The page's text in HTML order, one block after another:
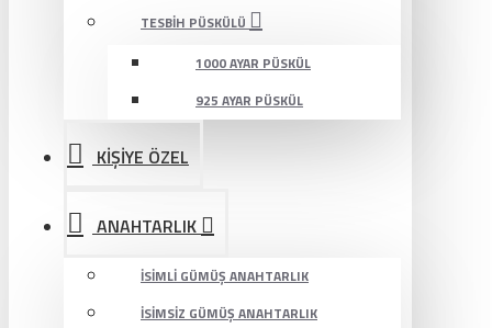
TESBIH PÜSKÜLÜ
1000 AYAR PÜSKÜL
925 AYAR PÜSKÜL
KİŞİYE ÖZEL
ANAHTARLIK
İSIMLI GÜMÜŞ ANAHTARLIK
İSIMSIZ GÜMÜŞ ANAHTARLIK